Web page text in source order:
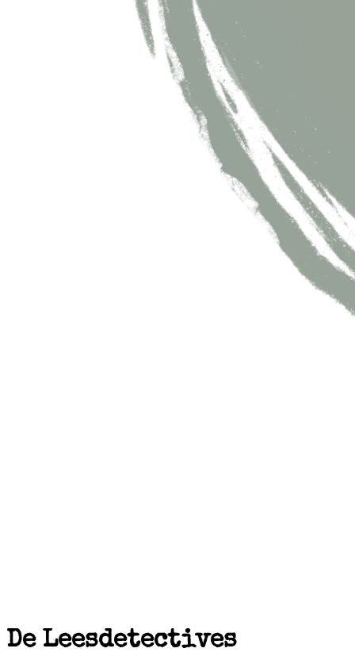
De Leesdetectives